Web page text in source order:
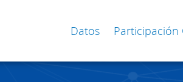
Datos Participación